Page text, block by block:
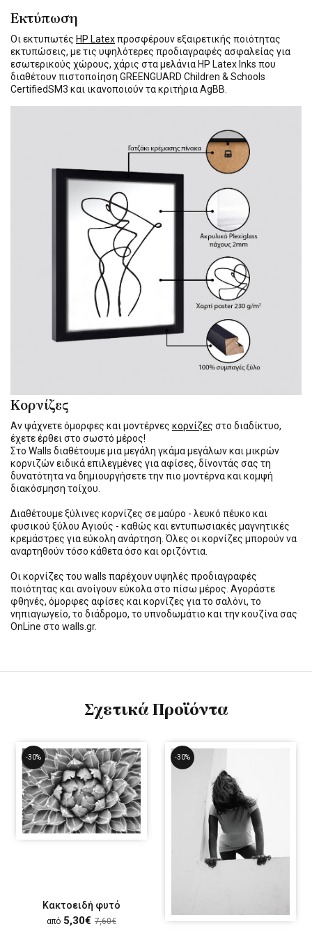
Εκτύπωση
Οι εκτυπωτές HP Latexπροσφέρουν εξαιρετικής ποιότητας
εκτυπώσεις, με τις υψηλότερες προδιαγραφές ασφαλείας για
εσωτερικούς χώρους, χάρις στα μελάνια HP Latex Inks που
διαθέτουν πιστοποίηση GREENGUARD Children & Schools
CertifiedSM3 και ικανοποιούν τα κριτήρια AgBB.
Κορνίζες
Αν ψάχνετε όμορφες και μοντέρνες κορνίζες στο διαδίκτυο,
έχετε έρθει στο σωστό μέρος!
Στο Walls διαθέτουμε μια μεγάλη γκάμα μεγάλων και μικρών
κορνιζών ειδικά επιλεγμένες για αφίσες, δίνοντάς σας τη
δυνατότητα να δημιουργήσετε την πιο μοντέρνα και κομψή
διακόσμηση τοίχου.
Διαθέτουμε ξύλινες κορνίζες σε μαύρο - λευκό πέυκο και
φυσικού ξύλου Αγιούς - καθώς και εντυπωσιακές μαγνητικές
κρεμάστρες για εύκολη ανάρτηση. Όλες οι κορνίζες μπορούν να
αναρτηθούν τόσο κάθετα όσο και οριζόντια.
Οι κορνίζες του walls παρέχουν υψηλές προδιαγραφές
ποιότητας και ανοίγουν εύκολα στο πίσω μέρος. Αγοράστε
φθηνές, όμορφες αφίσες και κορνίζες για το σαλόνι, το
νηπιαγωγείο, το διάδρομο, το υπνοδωμάτιο και την κουζίνα σας
OnLine στο walls.gr.
Σχετικά Προϊόντα
-30%
Κακτοειδή φυτό
από 5,30€ 7,60€
-30%